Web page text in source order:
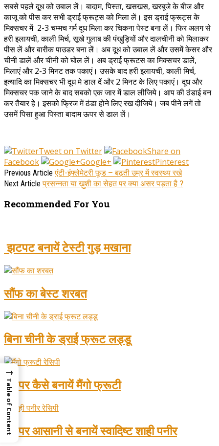
सबसे पहले दूध को उबाल लें। बादाम, पिस्ता, खसखस, खरबूजे के बीज और
काजू को पीस कर सभी ड्राई फ्रूट्स को मिला लें। इस ड्राई फ्रूट्स के
मिक्सचर में 2-3 चम्मच गर्म दूध मिला कर चिकना पेस्ट बना लें। फिर अलग से
हरी इलायची, काली मिर्च, सूखे गुलाब की पंखुड़ियों और दालचीनी को मिलाकर
पीस लें और बारीक पाउडर बना लें। अब दूध को उबाल लें और उसमें केसर और
चीनी डालें और चीनी को घोल लें। अब ड्राई फ्रूटस का मिक्सचर डालें,
मिलाएं और 2-3 मिनट तक पकाएं। उसके बाद हरी इलायची, काली मिर्च,
इत्यादि का मिक्सचर भी दूध मे डाल दें और 2 मिनट के लिए पकाएं। दूध और
मिक्सचर पक जाने के बाद सबको एक जार में डाल लीजिये। आप की ठंडाई बन
कर तैयार हे। इसको फ्रिज में ठंडा होने लिए रख दीजिये। जब पीने लगें तो
उसमें पिसा हुआ पिस्ता बादाम ऊपर से डाल लें।
Tweet on Twitter
Share on
Facebook
Google+ Pinterest
Previous Article एंटी-इंफ्लेमेटरी फ़ूड – बढ़ती उम्र में स्वस्थ्य रखे
Next Article प्रसन्नता या ख़ुशी का सेहत पर क्या असर पड़ता है ?
Recommended For You
झटपट बनायें टेस्टी गुड़ मखाना
सौंफ का बेस्ट शरबत
बिना चीनी के ड्राई फ्रूट लड्डू
घर पर कैसे बनायें मैंगो फ्रूटी
घर पर आसानी से बनायें स्वादिष्ट शाही पनीर
→
Table of Content